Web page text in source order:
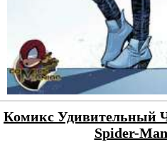
Комикс Удивительный
Spider-